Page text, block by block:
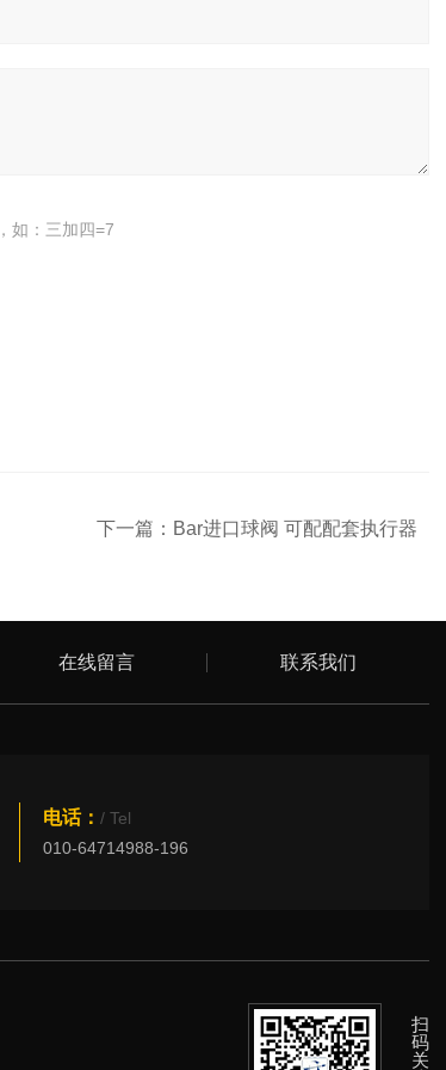
如：三加四=7
下一篇： Bar进口球阀 可配配套执行器
在线留言 联系我们
电话： / Tel
010-64714988-196
扫
码
关